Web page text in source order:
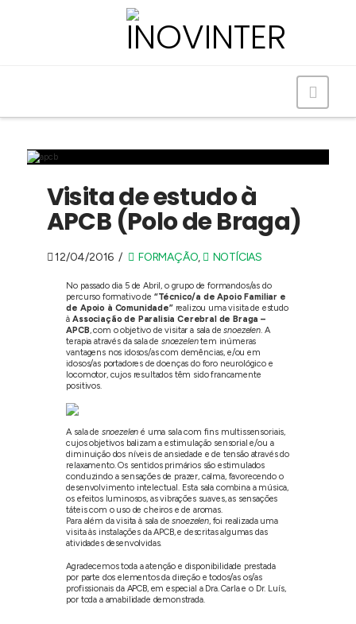
Visita de estudo à
APCB (Polo de Braga)
12/04/2016 FORMAÇÃO, NOTÍCIAS
No passado dia 5 de Abril, o grupo de formandos/as do
percurso formativo de “Técnico/a de Apoio Familiar e
de Apoio à Comunidade” realizou uma visita de estudo
àAssociação de Paralisia Cerebral de Braga –
APCB, com o objetivo de visitar a sala desnoezelen . A
terapia através da sala de snoezelentem inúmeras
vantagens nos idosos/as com demências, e/ou em
idosos/as portadores de doenças do foro neurológico e
locomotor, cujos resultados têm sido francamente
positivos.
A sala de snoezelen é uma sala com fins multissensoriais,
cujos objetivos balizam a estimulação sensorial e/ou a
diminuição dos níveis de ansiedade e de tensão através do
relaxamento. Os sentidos primários são estimulados
conduzindo a sensações de prazer, calma, favorecendo o
desenvolvimento intelectual. Esta sala combina a música,
os efeitos luminosos, as vibrações suaves, as sensações
táteis com o uso de cheiros e de aromas.
Para além da visita à sala desnoezelen, foi realizada uma
visita às instalações da APCB, e descritas algumas das
atividades desenvolvidas.
Agradecemos toda a atenção e disponibilidade prestada
por parte dos elementos da direção e todos/as os/as
profissionais da APCB, em especial a Dra. Carla e o Dr. Luís,
por toda a amabilidade demonstrada.